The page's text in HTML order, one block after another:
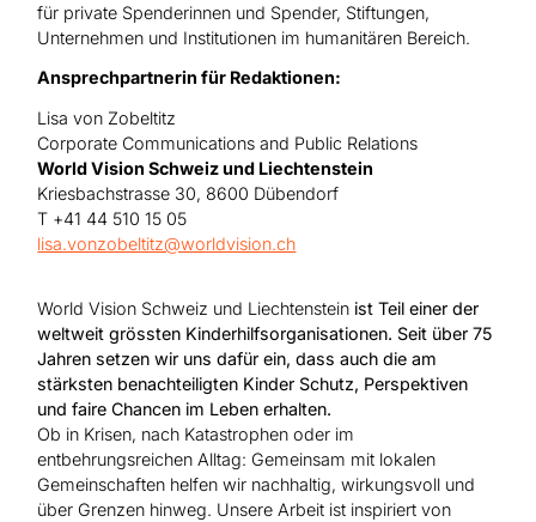
für private Spenderinnen und Spender, Stiftungen,
Unternehmen und Institutionen im humanitären Bereich.
Ansprechpartnerin für Redaktionen:
Lisa von Zobeltitz
Corporate Communications and Public Relations
World Vision Schweiz und Liechtenstein
Kriesbachstrasse 30, 8600 Dübendorf
T +41 44 510 15 05
lisa.vonzobeltitz@worldvision.ch
World Vision Schweiz und Liechtenstein ist Teil einer der
weltweit grössten Kinderhilfsorganisationen. Seit über 75
Jahren setzen wir uns dafür ein, dass auch die am
stärksten benachteiligten Kinder Schutz, Perspektiven
und faire Chancen im Leben erhalten.
Ob in Krisen, nach Katastrophen oder im
entbehrungsreichen Alltag: Gemeinsam mit lokalen
Gemeinschaften helfen wir nachhaltig, wirkungsvoll und
über Grenzen hinweg. Unsere Arbeit ist inspiriert von